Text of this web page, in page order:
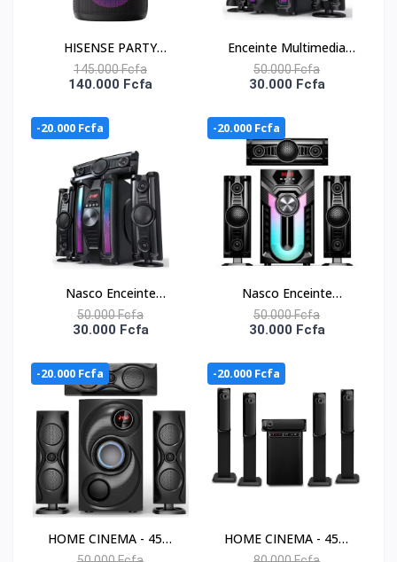
HISENSE PARTY
SPEAKER SYSTEM 300W
KARAOKE- PARTY
145.000 Fcfa
140.000 Fcfa
Enceinte Multimedia
3.1Ch – NAS-HT3.1-
N852 – Caisson De
Mp3-Fm-Sd-Telecom.
50.000 Fcfa
30.000 Fcfa
-20.000 Fcfa
Nasco Enceinte
Multimedia 3.1Ch - NAS-
HT3.1-N855 - Caisson
Usb-Mp3-Fm-Sd-
Telecom
50.000 Fcfa
30.000 Fcfa
-20.000 Fcfa
Nasco Enceinte
Multimedia 3.1Ch - NAS-
HT3.1-N860 - Caisson
Usb-Mp3-Fm-Sd-
Telecom.
50.000 Fcfa
30.000 Fcfa
-20.000 Fcfa
HOME CINEMA - 45W
-20.000 Fcfa
HOME CINEMA - 45W